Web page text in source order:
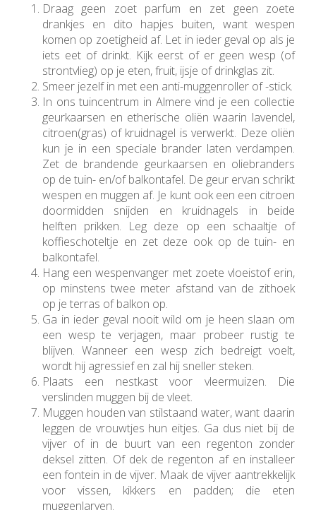
Draag geen zoet parfum en zet geen zoete
drankjes en dito hapjes buiten, want wespen
komen op zoetigheid af. Let in ieder geval op als je
iets eet of drinkt. Kijk eerst of er geen wesp (of
strontvlieg) op je eten, fruit, ijsje of drinkglas zit.
Smeer jezelf in met een anti-muggenroller of -stick.
In ons tuincentrum in Almere vind je een collectie
geurkaarsen en etherische oliën waarin lavendel,
citroen(gras) of kruidnagel is verwerkt. Deze oliën
kun je in een speciale brander laten verdampen.
Zet de brandende geurkaarsen en oliebranders
op de tuin- en/of balkontafel. De geur ervan schrikt
wespen en muggen af. Je kunt ook een een citroen
doormidden snijden en kruidnagels in beide
helften prikken. Leg deze op een schaaltje of
koffieschoteltje en zet deze ook op de tuin- en
balkontafel.
Hang een wespenvanger met zoete vloeistof erin,
op minstens twee meter afstand van de zithoek
op je terras of balkon op.
Ga in ieder geval nooit wild om je heen slaan om
een wesp te verjagen, maar probeer rustig te
blijven. Wanneer een wesp zich bedreigt voelt,
wordt hij agressief en zal hij sneller steken.
Plaats een nestkast voor vleermuizen. Die
verslinden muggen bij de vleet.
Muggen houden van stilstaand water, want daarin
leggen de vrouwtjes hun eitjes. Ga dus niet bij de
vijver of in de buurt van een regenton zonder
deksel zitten. Of dek de regenton af en installeer
een fontein in de vijver. Maak de vijver aantrekkelijk
voor vissen, kikkers en padden; die eten
muggenlarven.